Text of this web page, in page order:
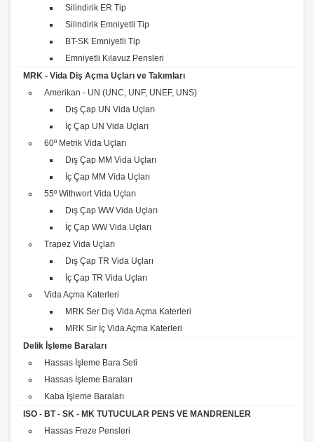
Silindirik ER Tip
Silindirik Emniyetli Tip
BT-SK Emniyetli Tip
Emniyetli Kılavuz Pensleri
MRK - Vida Diş Açma Uçları ve Takımları
Amerikan - UN (UNC, UNF, UNEF, UNS)
Dış Çap UN Vida Uçları
İç Çap UN Vida Uçları
60º Metrik Vida Uçları
Dış Çap MM Vida Uçları
İç Çap MM Vida Uçları
55º Withwort Vida Uçları
Dış Çap WW Vida Uçları
İç Çap WW Vida Uçları
Trapez Vida Uçları
Dış Çap TR Vida Uçları
İç Çap TR Vida Uçları
Vida Açma Katerleri
MRK Ser Dış Vida Açma Katerleri
MRK Sır İç Vida Açma Katerleri
Delik İşleme Baraları
Hassas İşleme Bara Seti
Hassas İşleme Baraları
Kaba İşleme Baraları
ISO - BT - SK - MK TUTUCULAR PENS VE MANDRENLER
Hassas Freze Pensleri